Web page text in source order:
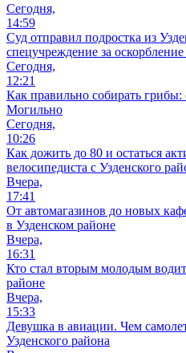
Сегодня,
14:59
Суд отправил подростка из
спецучреждение за
Сегодня,
12:21
Как правильно собирать
Могильно
Сегодня,
10:26
Как дожить до 80 и остаться
велосипедиста с Узденского
Вчера,
17:41
От автомагазинов до новых
в Узденском районе
Вчера,
16:31
Кто стал вторым молодым
районе
Вчера,
15:33
Девушка в авиации. Чем
Узденского района